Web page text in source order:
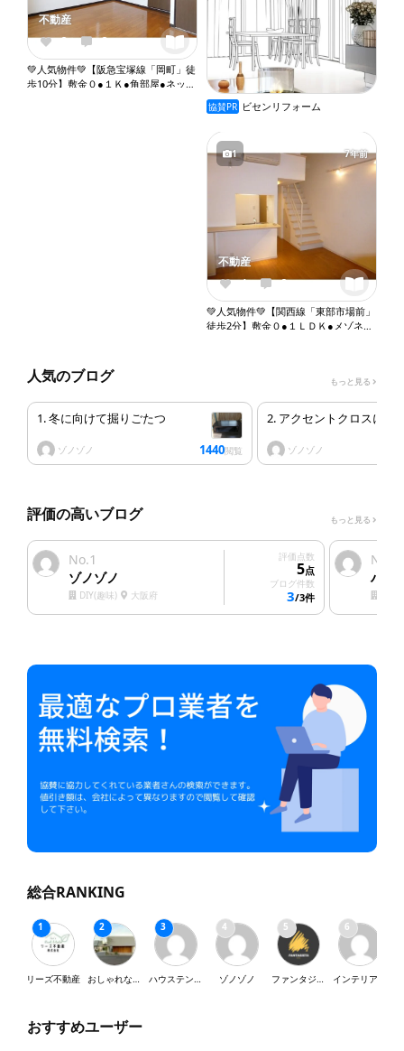
0 0
💚人気物件💚【阪急宝塚線「岡町」徒
歩10分】敷金０●１Ｋ●角部屋●ネット
不動産
協賛PR ビセンリフォーム
1 7年前
4 0
💚人気物件💚【関西線「東部市場前」
徒歩2分】敷金０●１ＬＤＫ●メゾネッ
不動産
人気のブログ もっと見る
1. 冬に向けて掘りごたつ
ゾノゾノ 1440閲覧
2. アクセントクロスにし
ゾノゾノ
評価の高いブログ もっと見る
No.1
ゾノゾノ
DIY(趣味) 大阪府
評価点数
5点
ブログ件数
3/3件
No.
ハウ
総合RANKING
リーズ不動産 おしゃれな家が好き ハウステンボス ゾノゾノ ファンタジスタ
おすすめユーザー